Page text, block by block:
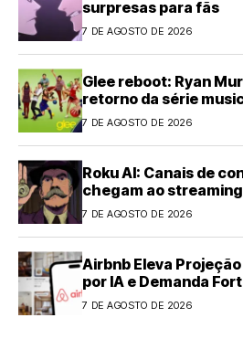
surpresas para fãs
7 DE AGOSTO DE 2026
Glee reboot: Ryan
retorno da série
7 DE AGOSTO DE 2026
Roku AI: Canais de
chegam ao streaming
7 DE AGOSTO DE 2026
Airbnb Eleva
por IA e Demanda
7 DE AGOSTO DE 2026